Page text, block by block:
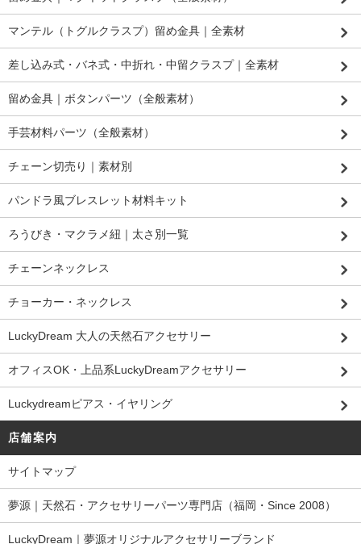
マンテル（トグルクラスプ）留め金具｜全素材
差し込み式・バネ式・中折れ・中留クラスプ｜全素材
留め金具｜ボタンパーツ（全般素材）
手芸材料パーツ（全般素材）
チェーン切売り｜素材別
パンドラ風ブレスレット材料キット
ろうびき・マクラメ紐｜太さ別一覧
チェーンネックレス
チョーカー・ネックレス
LuckyDream 大人の天然石アクセサリー
オフィスOK・上品系LuckyDreamアクセサリー
Luckydreamピアス・イヤリング
店舗案内
サイトマップ
夢源｜天然石・アクセサリーパーツ専門店（福岡・Since 2008）
LuckyDream｜夢源オリジナルアクセサリーブランド